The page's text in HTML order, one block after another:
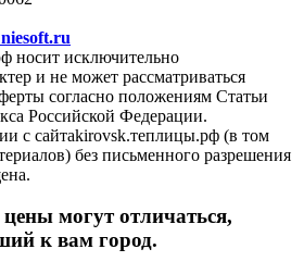
niesoft.ru
носит исключительно
и не может рассматриваться
согласно положениям Статьи
Российской Федерации.
с сайтаkirovsk.теплицы.рф (в том
без письменного разрешения
могут отличаться,
к вам город.